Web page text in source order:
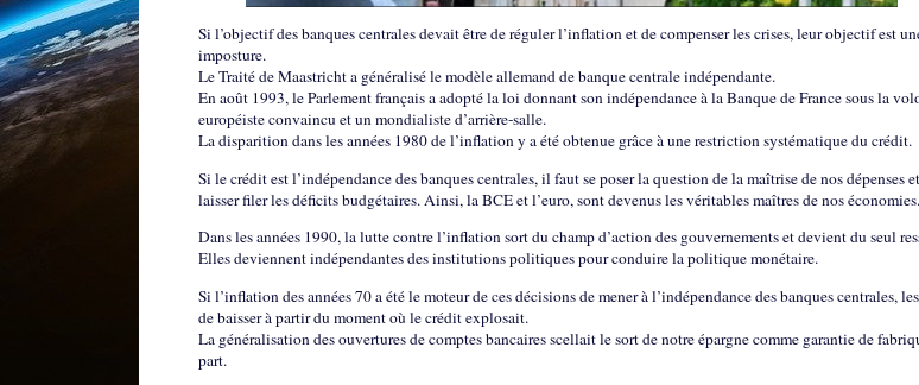
Si l’objectif des banques centrales devait être de réguler l’inflation et de compenser les crises, leur objectif est
imposture.
Le Traité de Maastricht a généralisé le modèle allemand de banque centrale indépendante.
En août 1993, le Parlement français a adopté la loi donnant son indépendance à la Banque de France sous la
européiste convaincu et un mondialiste d’arrière-salle.
La disparition dans les années 1980 de l’inflation y a été obtenue grâce à une restriction systématique du crédit.
Si le crédit est l’indépendance des banques centrales, il faut se poser la question de la maîtrise de nos dépenses
laisser filer les déficits budgétaires. Ainsi, la BCE et l’euro, sont devenus les véritables maîtres de nos économies.
Dans les années 1990, la lutte contre l’inflation sort du champ d’action des gouvernements et devient du seul
Elles deviennent indépendantes des institutions politiques pour conduire la politique monétaire.
Si l’inflation des années 70 a été le moteur de ces décisions de mener à l’indépendance des banques centrales,
de baisser à partir du moment où le crédit explosait.
La généralisation des ouvertures de comptes bancaires scellait le sort de notre épargne comme garantie de
part.